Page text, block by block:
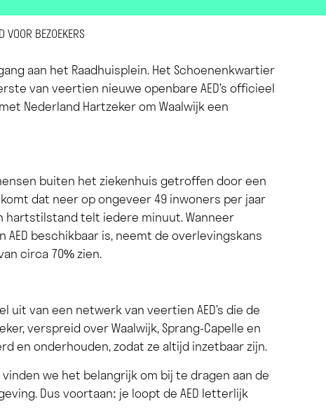
VOOR BEZOEKERS
aan het Raadhuisplein. Het Schoenenkwartier
van veertien nieuwe openbare AED’s officieel
Nederland Hartzeker om Waalwijk een
buiten het ziekenhuis getroffen door een
dat neer op ongeveer 49 inwoners per jaar
hartstilstand telt iedere minuut. Wanneer
beschikbaar is, neemt de overlevingskans
circa 70% zien.
uit van een netwerk van veertien AED’s die de
verspreid over Waalwijk, Sprang-Capelle en
en onderhouden, zodat ze altijd inzetbaar zijn.
we het belangrijk om bij te dragen aan de
Dus voortaan: je loopt de AED letterlijk